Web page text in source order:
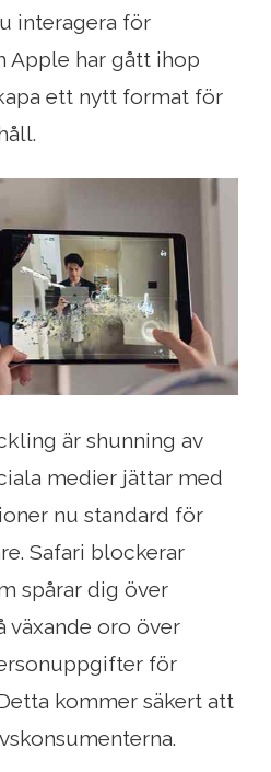
interagera för
Apple har gått ihop
ett nytt format för
är shunning av
medier jättar med
nu standard för
Safari blockerar
spårar dig över
växande oro över
för
kommer säkert att